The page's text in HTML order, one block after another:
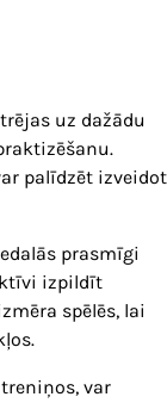
uz dažādu
palīdzēt izveidot
prasmīgi
izpildīt
spēlēs, lai
var